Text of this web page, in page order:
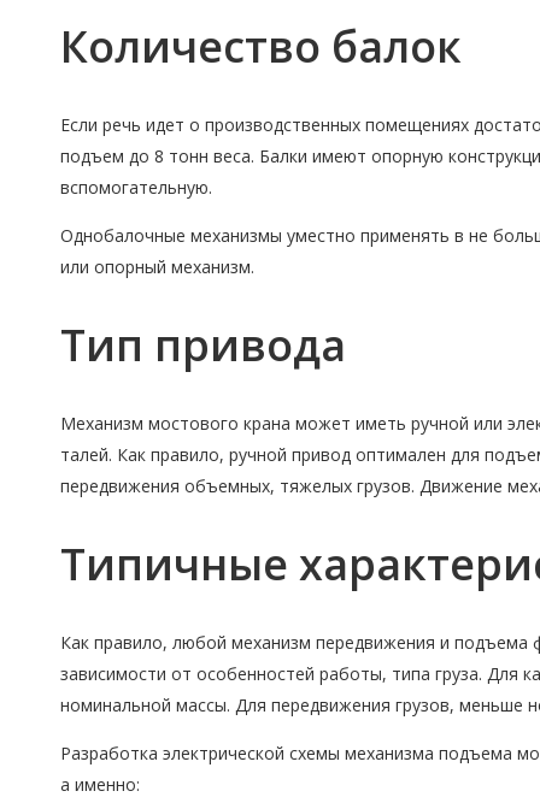
Количество балок
Если речь идет о производственных помещениях
подъем до 8 тонн веса. Балки имеют опорную
вспомогательную.
Однобалочные механизмы уместно применять в не
или опорный механизм.
Тип привода
Механизм мостового крана может иметь ручной или
талей. Как правило, ручной привод оптимален для
передвижения объемных, тяжелых грузов. Движение
Типичные
Как правило, любой механизм передвижения и
зависимости от особенностей работы, типа груза. Для
номинальной массы. Для передвижения грузов, меньше
Разработка электрической схемы механизма подъема
а именно: